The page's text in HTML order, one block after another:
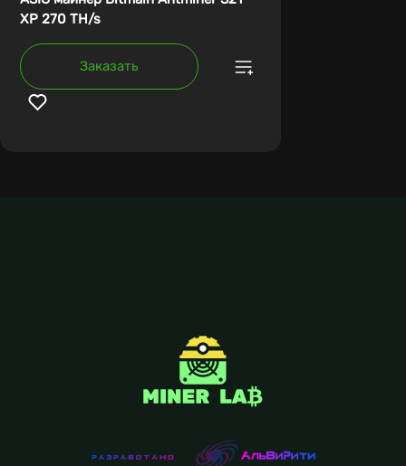
XP 270 TH/s
Заказать